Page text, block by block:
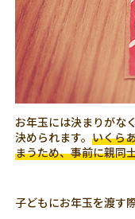
お年玉には決まりがな
決められます。いくら
まうため、事前に親同
子どもにお年玉を渡す